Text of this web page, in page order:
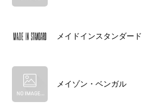
メイドインスタンダード
メイゾン・ベンガル